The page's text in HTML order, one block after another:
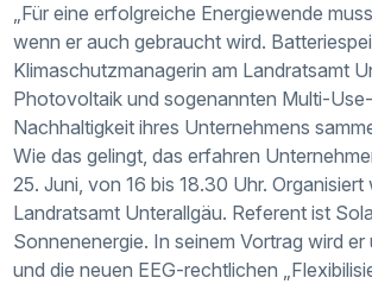
„Für eine erfolgreiche Energiewende
wenn er auch gebraucht wird.
Klimaschutzmanagerin am Landratsamt
Photovoltaik und sogenannten Multi-
Nachhaltigkeit ihres Unternehmens
Wie das gelingt, das erfahren
25. Juni, von 16 bis 18.30 Uhr.
Landratsamt Unterallgäu. Referent ist
Sonnenenergie. In seinem Vortrag wird
und die neuen EEG-rechtlichen